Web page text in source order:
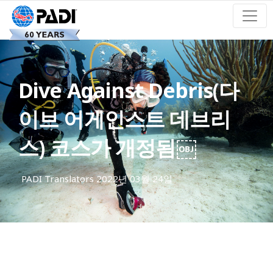
Dive Against Debris(다
이브 어게인스트 데브리
스) 코스가 개정됨￼
PADI Translators 2022년 03월 24일